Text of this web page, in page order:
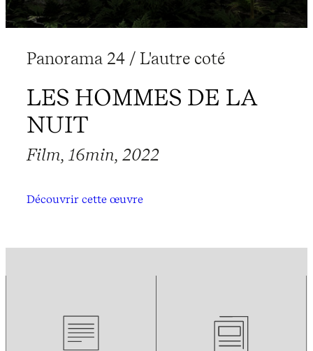
Panorama 24 / L'autre coté
LES HOMMES DE LA
NUIT
Film, 16min, 2022
Découvrir cette œuvre